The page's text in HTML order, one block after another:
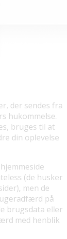
der sendes fra
hukommelse.
bruges til at
din oplevelse
(de husker
men de
på
brugsdata eller
med henblik